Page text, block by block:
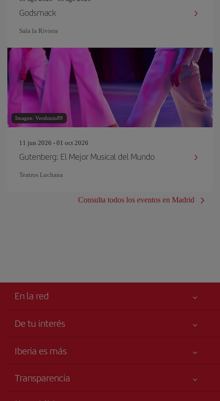
Godsmack
Sala la Riviera
Imagen: Vershinin89
11 jun 2026 - 01 oct 2026
Gutenberg: El Mejor Musical del Mundo
Teatros Luchana
Consulta todos los eventos en Madrid
En la red
De tu interés
Accesibilidad
Iberia es más
Grupo Iberia
Accionistas e Inversores
Transparencia